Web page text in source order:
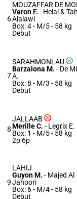
6
MOUZAFFAR DE
Veron F. - Helal &
Alalawi
Box: 4 - M/5 - 58 kg
Debut
7
SARAHMONLAU
Barzalona M. - De
A.
Box: 8 - M/3 - 58 kg
Debut
8
JALLAAB
Merille C. - Legrix E.
Box: 1 - M/5 - 58 kg
2p 6p
9
LAHIJ
Guyon M. - Majed Al
Jahoori
Box: 6 - M/4 - 58 kg
Debut